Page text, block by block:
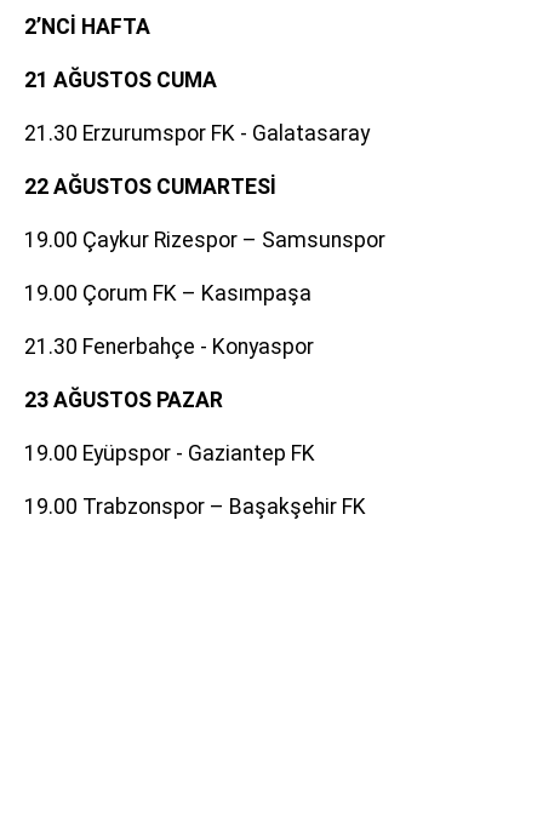
2’NCİ HAFTA
21 AĞUSTOS CUMA
21.30 Erzurumspor FK - Galatasaray
22 AĞUSTOS CUMARTESİ
19.00 Çaykur Rizespor – Samsunspor
19.00 Çorum FK – Kasımpaşa
21.30 Fenerbahçe - Konyaspor
23 AĞUSTOS PAZAR
19.00 Eyüpspor - Gaziantep FK
19.00 Trabzonspor – Başakşehir FK